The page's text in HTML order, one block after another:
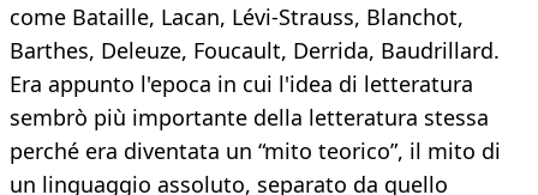
come Bataille, Lacan, Lévi-Strauss, Blanchot,
Barthes, Deleuze, Foucault, Derrida, Baudrillard.
Era appunto l'epoca in cui l'idea di letteratura
sembrò più importante della letteratura stessa
perché era diventata un “mito teorico”, il mito di
un linguaggio assoluto, separato da quello